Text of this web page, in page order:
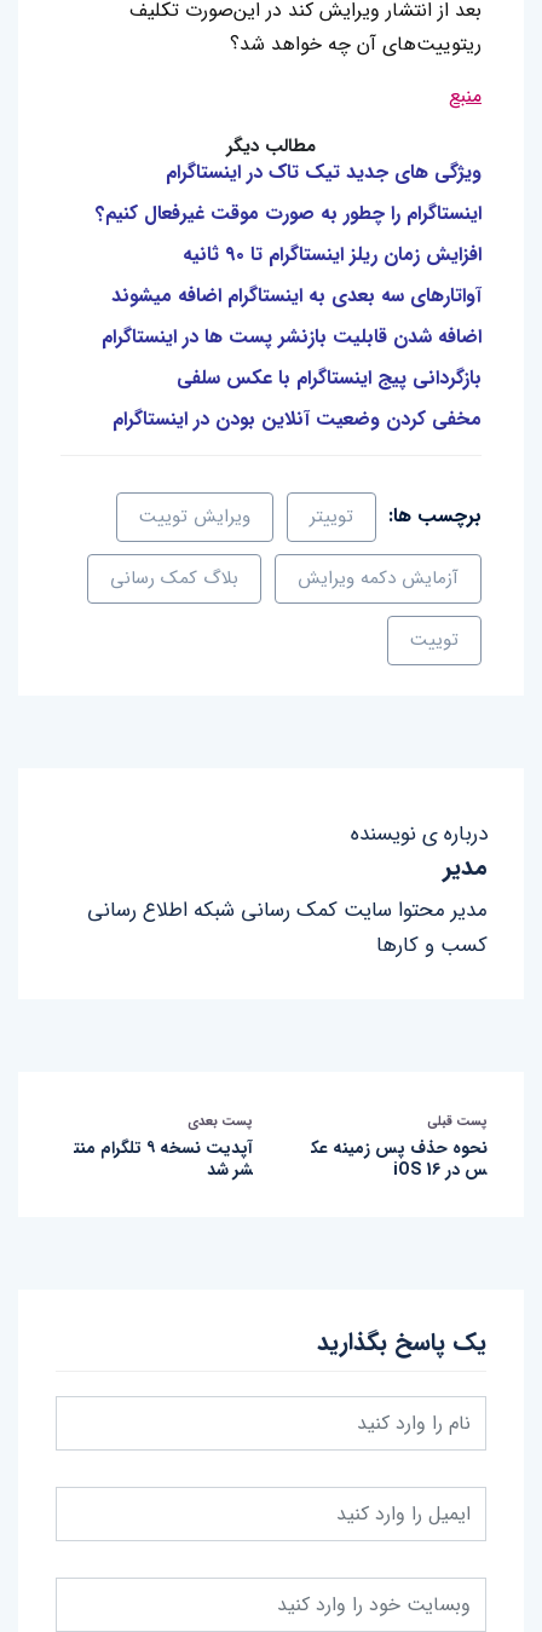
بعد از انتشار ویرایش کند در این‌صورت تکلیف
ریتوییت‌های آن چه خواهد شد؟
منبع
مطالب دیگر
ویژگی های جدید تیک تاک در اینستاگرام
اینستاگرام را چطور به صورت موقت غیرفعال کنیم؟
افزایش زمان ریلز اینستاگرام تا ۹۰ ثانیه
آواتارهای سه بعدی به اینستاگرام اضافه میشوند
اضافه شدن قابلیت بازنشر پست ها در اینستاگرام
بازگردانی پیج اینستاگرام با عکس سلفی
مخفی کردن وضعیت آنلاین بودن در اینستاگرام
برچسب ها: توییتر ویرایش توییت
آزمایش دکمه ویرایش بلاگ کمک رسانی
توییت
درباره ی نویسنده
مدیر
مدیر محتوا سایت کمک رسانی شبکه اطلاع رسانی
کسب و کارها
پست قبلی
نحوه حذف پس زمینه عک
س در iOS 16
پست بعدی
آپدیت نسخه ۹ تلگرام منت
شر شد
یک پاسخ بگذارید